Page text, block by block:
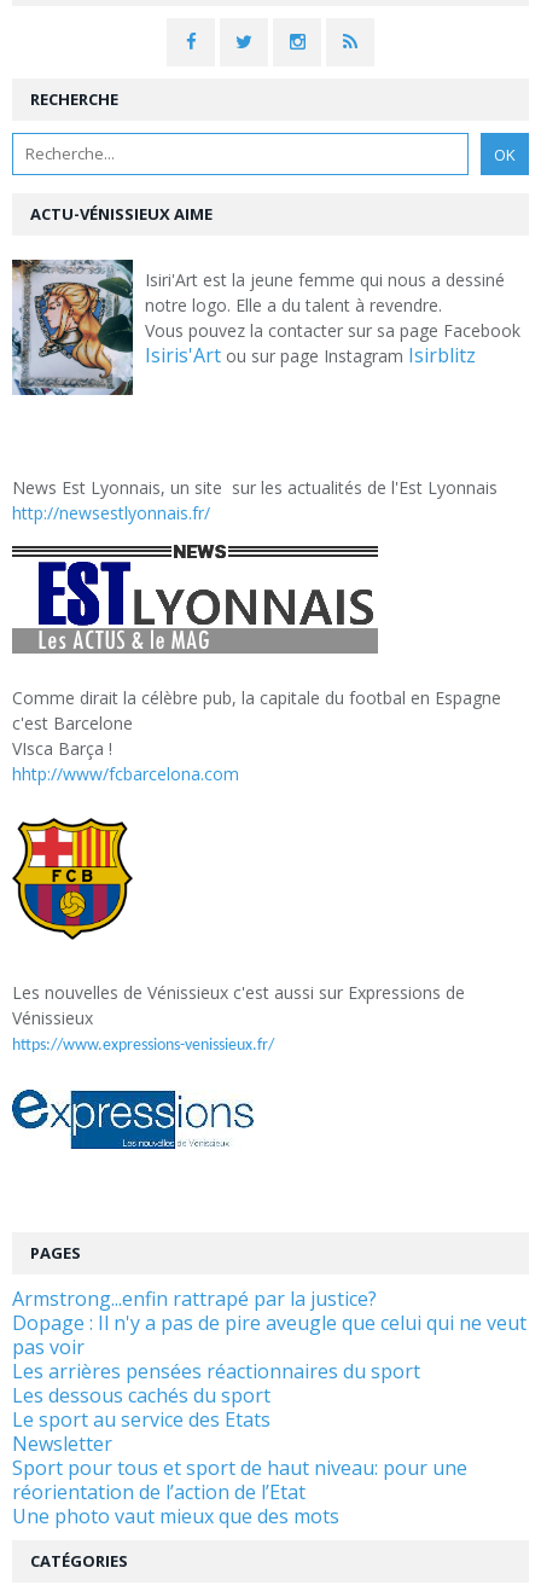
RECHERCHE
PAGES
Armstrong...enfin rattrapé par la justice?
Dopage : Il n'y a pas de pire aveugle que celui qui ne veut
pas voir
Les arrières pensées réactionnaires du sport
Les dessous cachés du sport
Le sport au service des Etats
Newsletter
Sport pour tous et sport de haut niveau: pour une
réorientation de l’action de l’Etat
Une photo vaut mieux que des mots
CATÉGORIES
ACTU-VÉNISSIEUX AIME
Isiri'Art est la jeune femme qui nous a dessiné
notre logo. Elle a du talent à revendre.
Vous pouvez la contacter sur sa page Facebook
Isiris'Art ou sur page Instagram Isirblitz
News Est Lyonnais, un site sur les actualités de l'Est Lyonnais
http://newsestlyonnais.fr/
Comme dirait la célèbre pub, la capitale du footbal en Espagne
c'est Barcelone
VIsca Barça !
hhtp://www/fcbarcelona.com
Les nouvelles de Vénissieux c'est aussi sur Expressions de
Vénissieux
https://www.expressions-venissieux.fr/